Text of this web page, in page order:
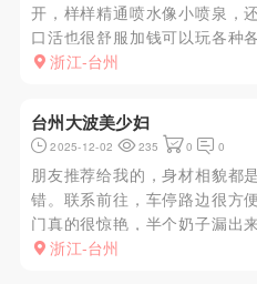
开，样样精通喷水像小喷泉，
口活也很舒服加钱可以玩各种
通轻度SM，SP，逼逼也紧会吸
真的还是熟女玩得开想怎么玩
过分的这个大骚货都可以配合太
浙江-台州
台州大波美少妇
2025-12-02 235 0 0
朋友推荐给我的，身材相貌都
错。联系前往，车停路边很方
门真的很惊艳，半个奶子漏出
眼睛能放电，一直微笑着跟你
浙江-台州